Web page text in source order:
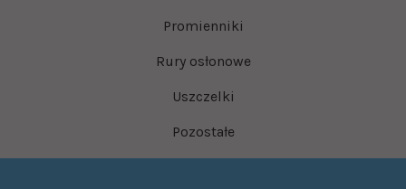
Promienniki
Rury osłonowe
Uszczelki
Pozostałe